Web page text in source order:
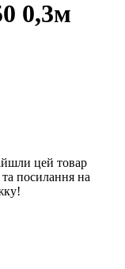
0,3м
цей товар
посилання на